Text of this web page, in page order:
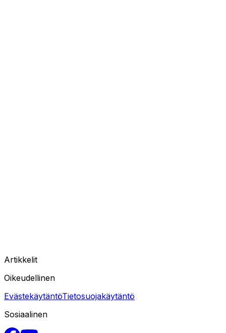
Artikkelit
Oikeudellinen
EvästekäytäntöTietosuojakäytäntö
Sosiaalinen